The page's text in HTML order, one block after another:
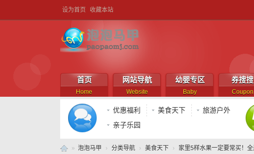
设为首页 收藏本站
首页
Home
网站导航
Website
幼婴专区
Baby
券搜搜
Coupon
优惠福利 美食天下
旅游户外
亲子乐园
» 泡泡马甲 › 分类导航 › 美食天下 › 家里5样水果一定要常买！全